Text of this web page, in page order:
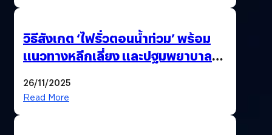
วิธีสังเกต ‘ไฟรั่วตอนน้ำท่วม’ พร้อม
แนวทางหลีกเลี่ยง และปฐมพยาบาล
26/11/2025
Read More